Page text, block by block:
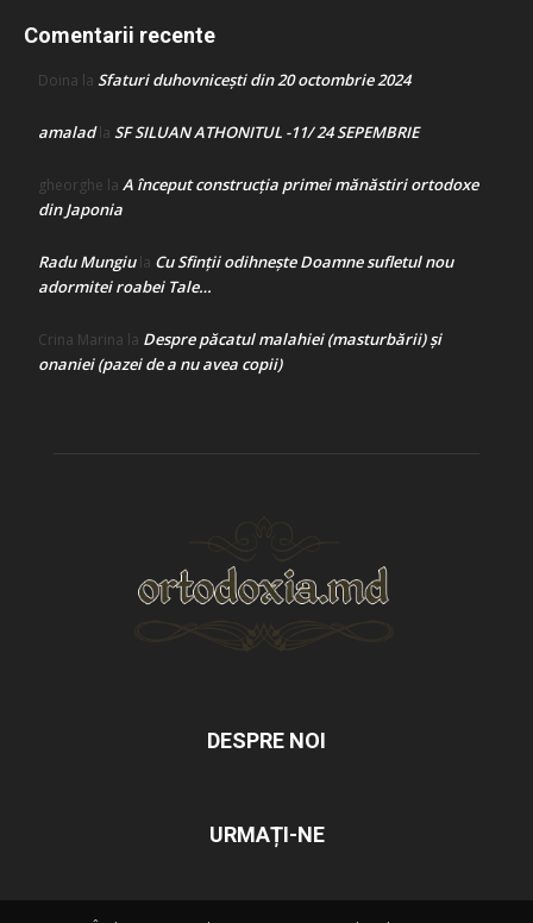
Comentarii recente
Doina la Sfaturi duhovnicești din 20 octombrie 2024
amaladla SF SILUAN ATHONITUL -11/ 24 SEPEMBRIE
gheorghe la A început construcţia primei mănăstiri ortodoxe
din Japonia
Radu Mungiula Cu Sfinții odihnește Doamne sufletul nou
adormitei roabei Tale…
Crina Marina la Despre păcatul malahiei (masturbării) şi
onaniei (pazei de a nu avea copii)
DESPRE NOI
URMAȚI-NE